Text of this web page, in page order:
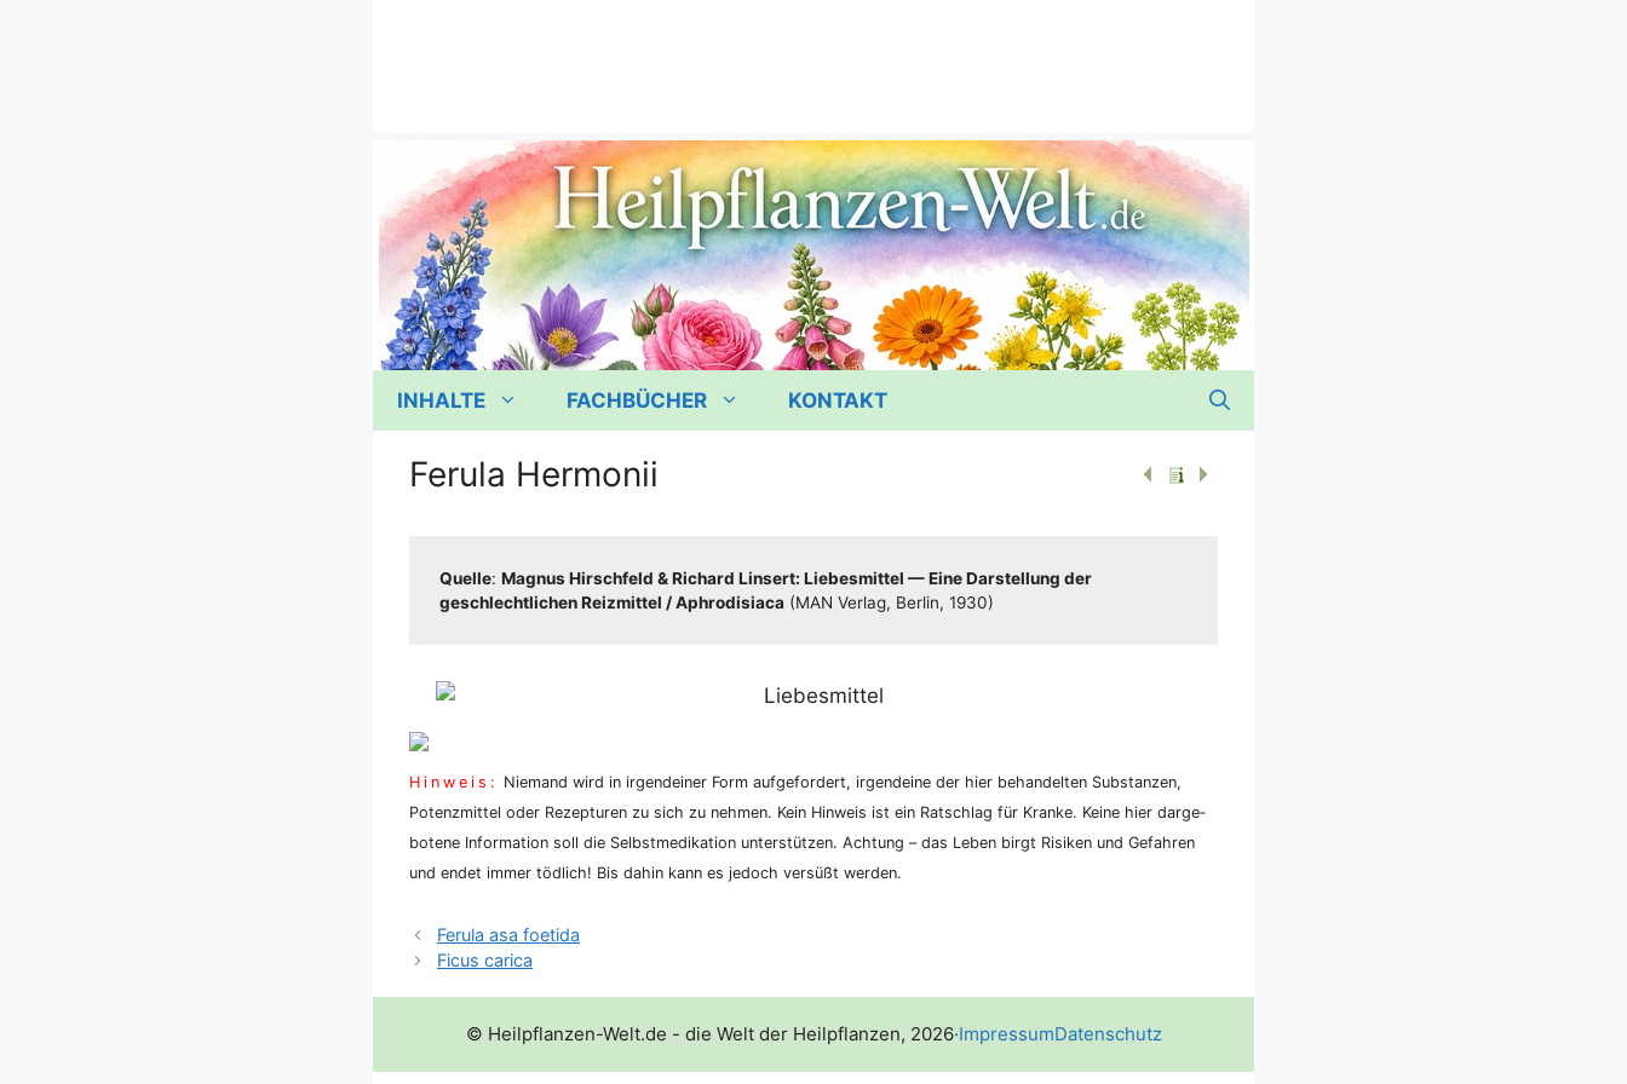
INHALTE FACHBÜCHER KONTAKT
Ferula Hermonii
Quel­le: Magnus Hirsch­feld & Richard Lin­sert: Lie­bes­mit­tel — Eine Dar­stel­lung der
geschlecht­li­chen Reiz­mit­tel /​​ Aphro­di­sia­ca (MAN Ver­lag, Ber­lin, 1930)
Hin­weis: Nie­mand wird in irgend­ei­ner Form auf­ge­for­dert, irgend­ei­ne der hier behan­del­ten Sub­stan­zen,
Potenz­mit­tel oder Rezep­tu­ren zu sich zu neh­men. Kein Hin­weis ist ein Rat­schlag für Kran­ke. Kei­ne hier dar­ge­
bo­te­ne Infor­ma­ti­on soll die Selbst­me­di­ka­ti­on unter­stüt­zen. Ach­tung – das Leben birgt Risi­ken und Gefah­ren
und endet immer töd­lich! Bis dahin kann es jedoch ver­süßt werden.
Ferula asa foetida
Ficus carica
© Heilpflanzen-Welt.de - die Welt der Heilpflanzen, 2026·ImpressumDatenschutz